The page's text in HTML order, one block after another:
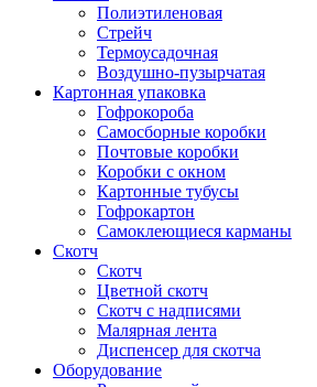
Полиэтиленовая
Стрейч
Термоусадочная
Воздушно-пузырчатая
Картонная упаковка
Гофрокороба
Самосборные коробки
Почтовые коробки
Коробки с окном
Картонные тубусы
Гофрокартон
Самоклеющиеся карманы
Скотч
Скотч
Цветной скотч
Скотч с надписями
Малярная лента
Диспенсер для скотча
Оборудование